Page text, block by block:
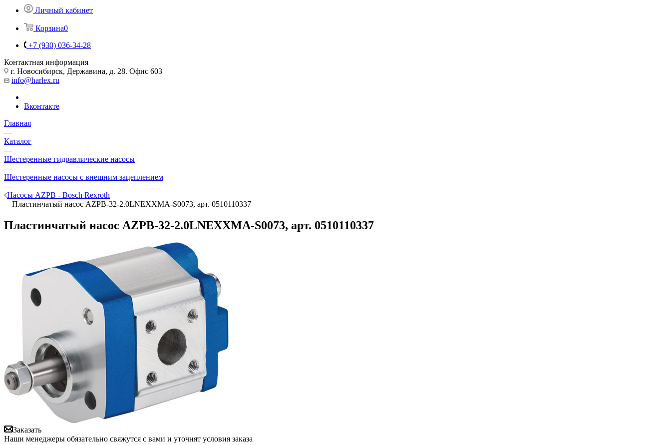
Личный кабинет
Корзина0
+7 (930) 036-34-28
Контактная информация
г. Новосибирск, Державина, д. 28. Офис 603
info@harlex.ru
Вконтакте
Главная
—
Каталог
—
Шестеренные гидравлические насосы
—
Шестеренные насосы с внешним зацеплением
—
Насосы AZPB - Bosch Rexroth
—Пластинчатый насос AZPB-32-2.0LNEXXMA-S0073, арт. 0510110337
Пластинчатый насос AZPB-32-2.0LNEXXMA-S0073, арт. 0510110337
Заказать
Наши менеджеры обязательно свяжутся с вами и уточнят условия заказа